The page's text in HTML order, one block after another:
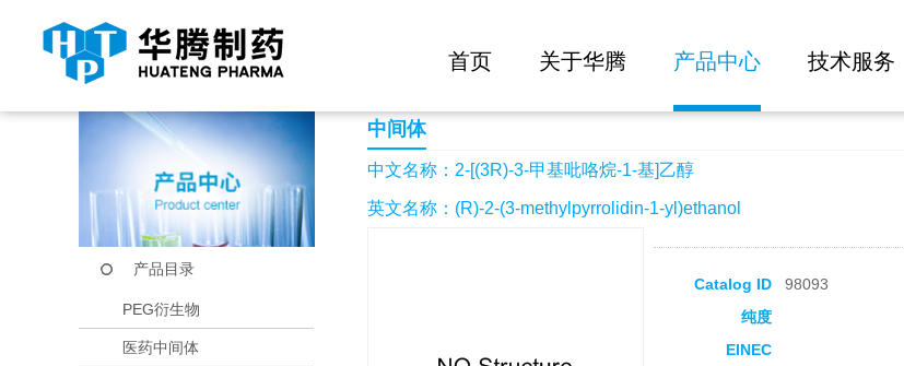
首页 关于华腾 产品中心 技术服务
当前位置： 首页 产品中心 2-[(3R)-3-甲基吡咯烷-1-基]乙醇
产品目录
PEG衍生物
医药中间体
中间体
中文名称：2-[(3R)-3-甲基吡咯烷-1-基]乙醇
英文名称：(R)-2-(3-methylpyrrolidin-1-yl)ethanol
Catalog ID 98093
纯度
EINEC